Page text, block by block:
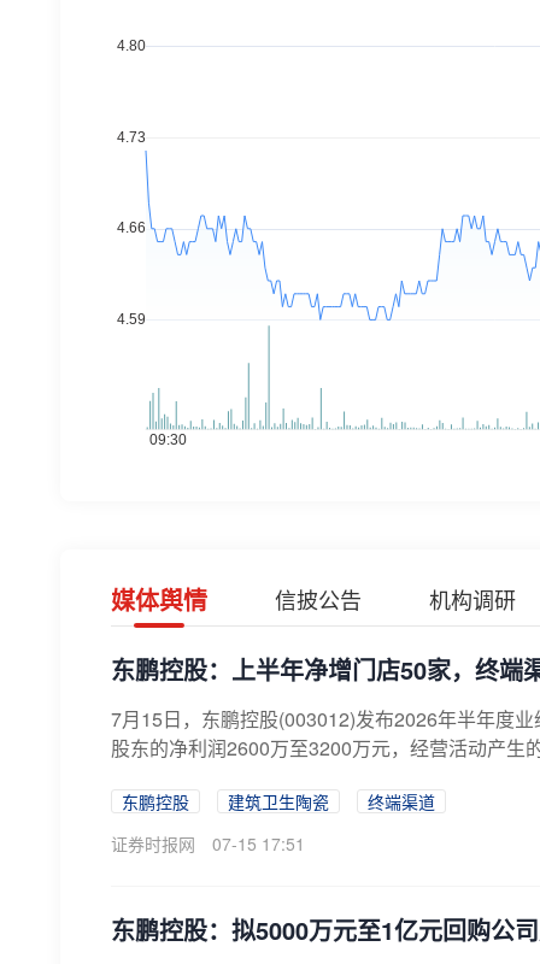
媒体舆情 信披公告 机构调研
东鹏控股：上半年净增门店50家，终端
7月15日，东鹏控股(003012)发布2026年半年度
股东的净利润2600万至3200万元，经营活动产生
东鹏控股 建筑卫生陶瓷
终端渠道
证券时报网
07-15 17:51
东鹏控股：拟5000万元至1亿元回购公